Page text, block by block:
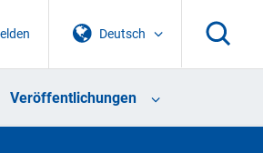
Deutsch
Veröffentlichungen